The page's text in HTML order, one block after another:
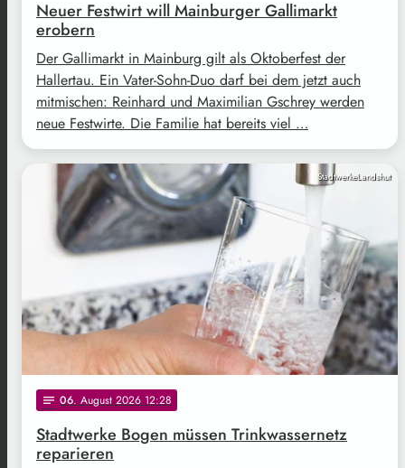
Neuer Festwirt will Mainburger Gallimarkt
erobern
Der Gallimarkt in Mainburg gilt als Oktoberfest der
Hallertau. Ein Vater-Sohn-Duo darf bei dem jetzt auch
mitmischen: Reinhard und Maximilian Gschrey werden
neue Festwirte. Die Familie hat bereits viel …
StadtwerkeLandshut
notes 06. August 2026 12:28
Stadtwerke Bogen müssen Trinkwassernetz
reparieren